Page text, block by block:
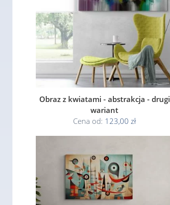
Obraz z kwiatami - abstrakcja - drugi
wariant
Cena od: 123,00 zł